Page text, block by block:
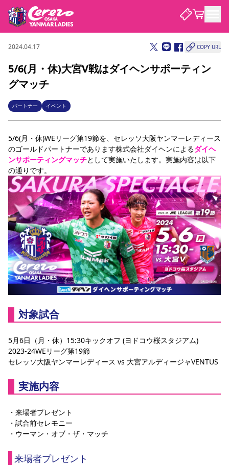
試合・チーム
試合について
試合日程 / 結果 順位表
チームについて
選手・スタッフ スケジュール アクセス セレッソ大阪 アカデミー
観戦する
チケット
チケット情報 価格・席種 シーズンシート
観戦ガイド
キッズ向けサービス 観戦マナー&ルール
スタジアム
YANMAR HANASAKA STADIUM
クラブを知る
セレッソ大阪ヤンマーレデ
ィースについて
クラブ紹介 沿革 シーズン記録
サポートする
パートナー・スポンサー一覧
スポーツクラブ
スポーツクラブ
ニュース
ニュース
すべて チーム グッズ チケット イベント パートナー
セレッソ大阪
アカデミー
2024.04.17 COPY URL
5/6(月・休)大宮V戦はダイヘンサポーティン
グマッチ
パートナー イベント
5/6(月・休)WEリーグ第19節を、セレッソ大阪ヤンマーレディース
のゴールドパートナーであります株式会社ダイヘンによるダイヘ
ンサポーティングマッチとして実施いたします。実施内容は以下
の通りです。
対象試合
5月6日（月・休）15:30キックオフ (ヨドコウ桜スタジアム)
2023-24WEリーグ第19節
セレッソ大阪ヤンマーレディース vs 大宮アルディージャVENTUS
実施内容
・来場者プレゼント
・試合前セレモニー
・ウーマン・オブ・ザ・マッチ
来場者プレゼント